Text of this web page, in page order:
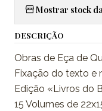
Mostrar stock
DESCRIÇÃO
Obras de Eça de
Fixação do texto e
Edição «Livros do
15 Volumes de